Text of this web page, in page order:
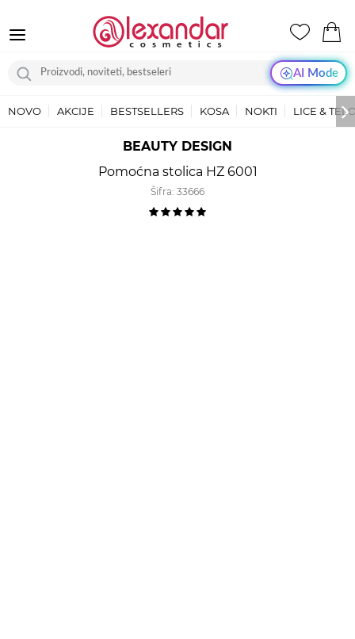
AI Mode
NOVO AKCIJE BESTSELLERS KOSA NOKTI LICE &
BEAUTY DESIGN
Pomoćna stolica HZ 6001
Šifra: 33666